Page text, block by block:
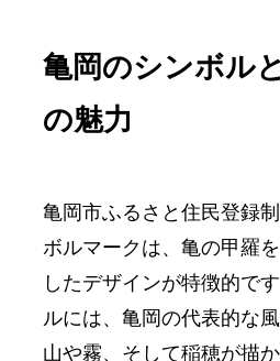
亀岡のシンボル
の魅力
亀岡市ふるさと住民登録
ボルマークは、亀の甲羅
したデザインが特徴的で
ルには、亀岡の代表的な
山や霧、そして稲穂が描